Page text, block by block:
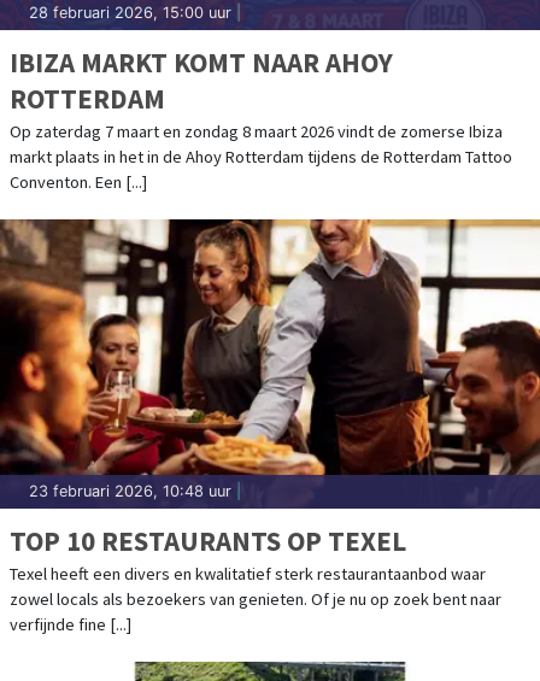
28 februari 2026, 15:00 uur
IBIZA MARKT KOMT NAAR AHOY
ROTTERDAM
Op zaterdag 7 maart en zondag 8 maart 2026 vindt de zomerse Ibiza
markt plaats in het in de Ahoy Rotterdam tijdens de Rotterdam Tattoo
Conventon. Een [...]
23 februari 2026, 10:48 uur
TOP 10 RESTAURANTS OP TEXEL
Texel heeft een divers en kwalitatief sterk restaurantaanbod waar
zowel locals als bezoekers van genieten. Of je nu op zoek bent naar
verfijnde fine [...]